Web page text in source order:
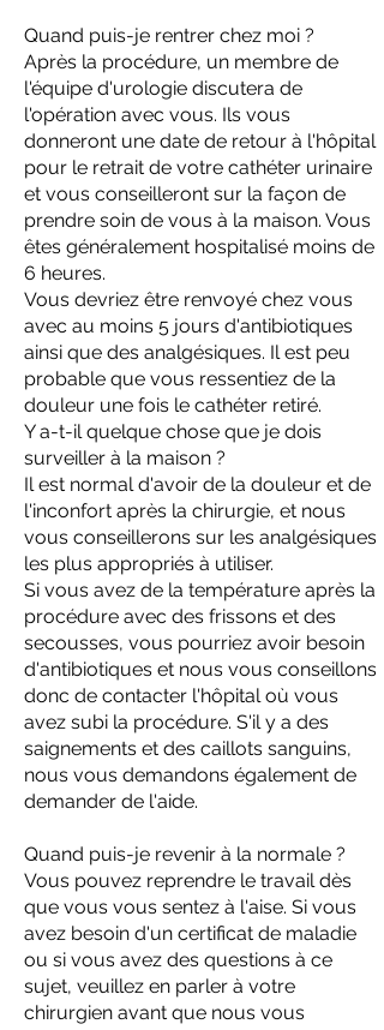
Quand puis-je rentrer chez moi ?
Après la procédure, un membre de
l'équipe d'urologie discutera de
l'opération avec vous. Ils vous
donneront une date de retour à l'hôpital
pour le retrait de votre cathéter urinaire
et vous conseilleront sur la façon de
prendre soin de vous à la maison. Vous
êtes généralement hospitalisé moins de
6 heures.
Vous devriez être renvoyé chez vous
avec au moins 5 jours d'antibiotiques
ainsi que des analgésiques. Il est peu
probable que vous ressentiez de la
douleur une fois le cathéter retiré.
Y a-t-il quelque chose que je dois
surveiller à la maison ?
Il est normal d'avoir de la douleur et de
l'inconfort après la chirurgie, et nous
vous conseillerons sur les analgésiques
les plus appropriés à utiliser.
Si vous avez de la température après la
procédure avec des frissons et des
secousses, vous pourriez avoir besoin
d'antibiotiques et nous vous conseillons
donc de contacter l'hôpital où vous
avez subi la procédure. S'il y a des
saignements et des caillots sanguins,
nous vous demandons également de
demander de l'aide.
Quand puis-je revenir à la normale ?
Vous pouvez reprendre le travail dès
que vous vous sentez à l'aise. Si vous
avez besoin d'un certificat de maladie
ou si vous avez des questions à ce
sujet, veuillez en parler à votre
chirurgien avant que nous vous